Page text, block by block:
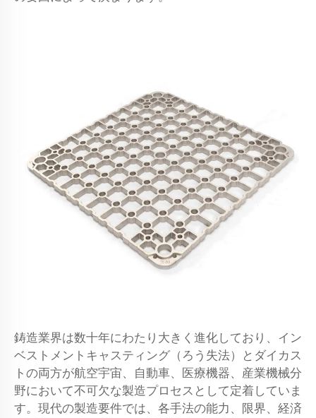
鋳造業界は数十年にわたり大きく進化しており、イン
ベストメントキャスティング（ろう失法）とダイカス
トの両方が航空宇宙、自動車、医療機器、産業機械分
野において不可欠な製造プロセスとして定着していま
す。現代の製造要件では、各手法の能力、限界、経済